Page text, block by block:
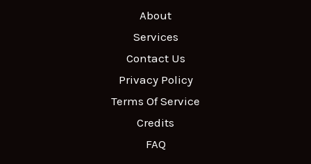
About
Services
Contact Us
Privacy Policy
Terms Of Service
Credits
FAQ